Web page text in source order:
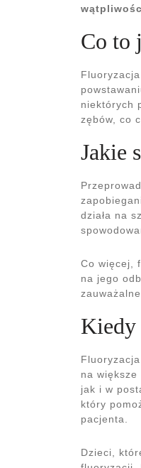
Co to
niektórych
zębów, co
Jakie
działa na
Co więcej,
na jego
Kiedy
na
jak i w
który
pacjenta.
Dzieci,